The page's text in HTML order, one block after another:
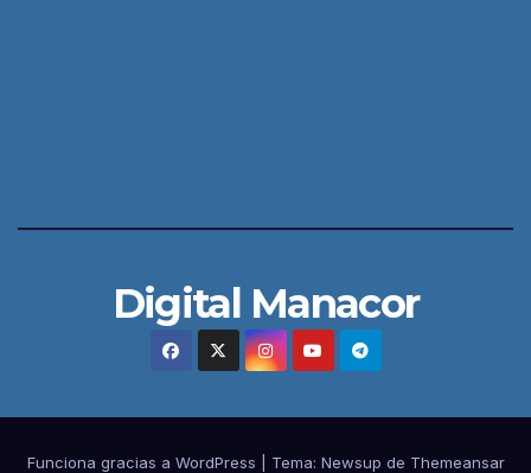
Digital Manacor
Funciona gracias a WordPress Tema: Newsup de Themeansar